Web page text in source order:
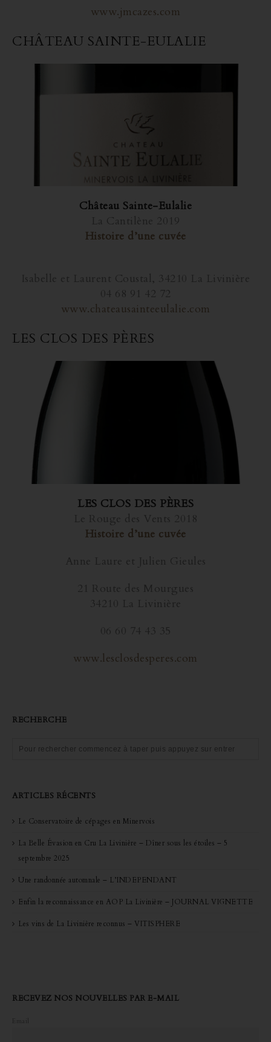
www.jmcazes.com
CHÂTEAU SAINTE-EULALIE
Château Sainte-Eulalie
La Cantilène 2019
Histoire d’une cuvée
Isabelle et Laurent Coustal, 34210 La Livinière
04 68 91 42 72
www.chateausainteeulalie.com
LES CLOS DES PÈRES
LES CLOS DES PÈRES
Le Rouge des Vents 2018
Histoire d’une cuvée
Anne Laure et Julien Gieules
21 Route des Mourgues
34210 La Livinière
06 60 74 43 35
www.lesclosdesperes.com
RECHERCHE
ARTICLES RÉCENTS
Le Conservatoire de cépages en Minervois
La Belle Évasion en Cru La Livinière – Dîner sous les étoiles – 5
septembre 2025
Une randonnée automnale – L’INDEPENDANT
Enfin la reconnaissance en AOP La Livinière – JOURNAL VIGNETTE
Les vins de La Livinière reconnus – VITISPHERE
RECEVEZ NOS NOUVELLES PAR E-MAIL
Email